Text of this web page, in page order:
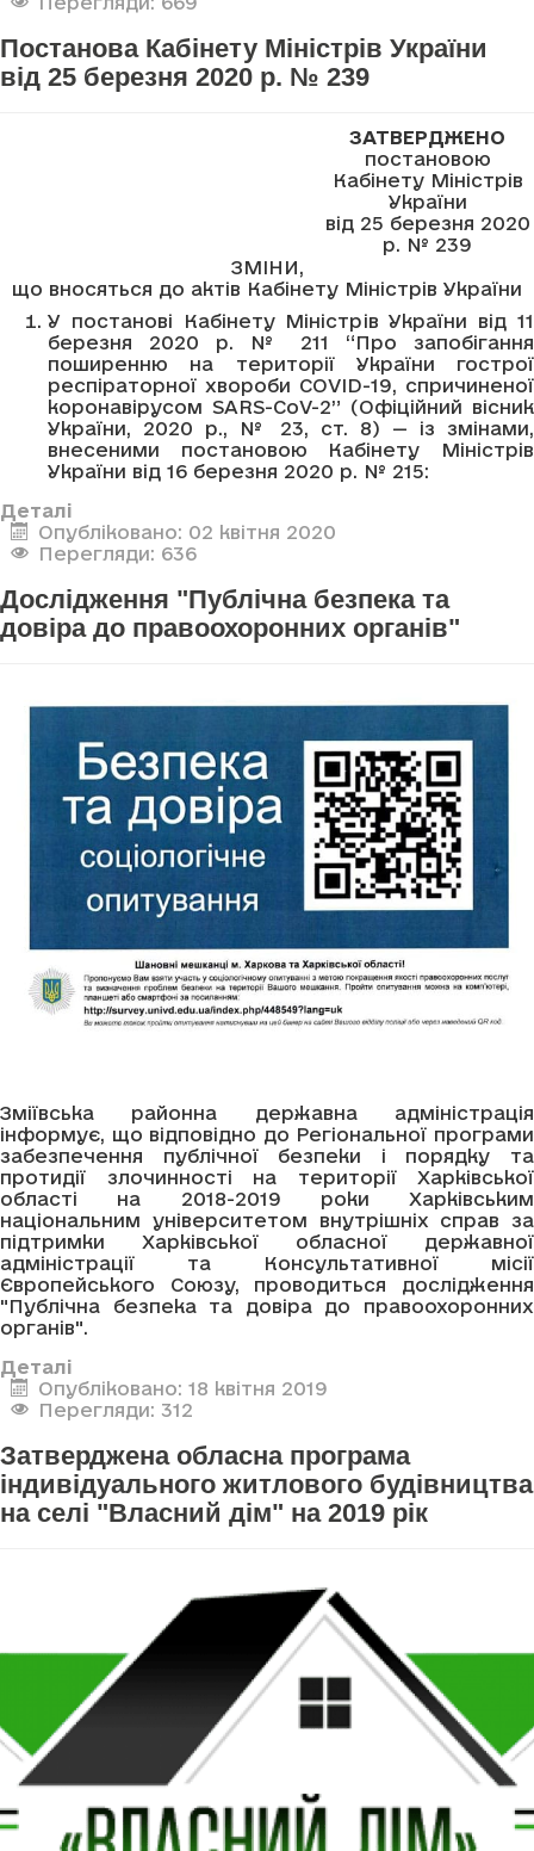
Постанова Кабінету Міністрів України
від 25 березня 2020 р. № 239
ЗАТВЕРДЖЕНО
постановою
Кабінету Міністрів
України
від 25 березня 2020
р. № 239
ЗМІНИ,
що вносяться до актів Кабінету Міністрів України
У постанові Кабінету Міністрів України від 11
березня 2020 р. № 211 “Про запобігання
поширенню на території України гострої
респіраторної хвороби COVID-19, спричиненої
коронавірусом SARS-CoV-2” (Офіційний вісник
України, 2020 р., № 23, ст. 8) — із змінами,
внесеними постановою Кабінету Міністрів
України від 16 березня 2020 р. № 215:
Деталі
Опубліковано: 02 квітня 2020
Перегляди: 636
Дослідження "Публічна безпека та
довіра до правоохоронних органів"
Зміївська районна державна адміністрація
інформує, що відповідно до Регіональної програми
забезпечення публічної безпеки і порядку та
протидії злочинності на території Харківської
області на 2018-2019 роки Харківським
національним університетом внутрішніх справ за
підтримки Харківської обласної державної
адміністрації та Консультативної місії
Європейського Союзу, проводиться дослідження
"Публічна безпека та довіра до правоохоронних
органів".
Деталі
Опубліковано: 18 квітня 2019
Перегляди: 312
Затверджена обласна програма
індивідуального житлового будівництва
на селі "Власний дім" на 2019 рік